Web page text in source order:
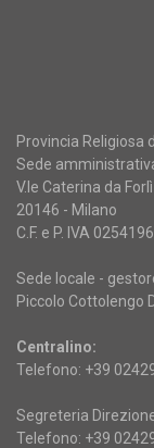
Provincia Religiosa
Sede
V.le Caterina da
20146 - Milano
C.F. e P. IVA
Sede locale -
Piccolo Cottolengo
Centralino:
Telefono: +39
Segreteria
Telefono: +39